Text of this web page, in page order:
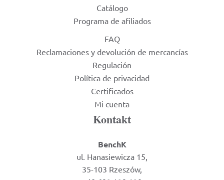
Catálogo
Programa de afiliados
FAQ
Reclamaciones y devolución de mercancías
Regulación
Política de privacidad
Certificados
Mi cuenta
Kontakt
BenchK
ul. Hanasiewicza 15,
35-103 Rzeszów,